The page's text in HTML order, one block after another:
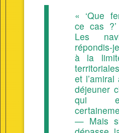
« ‘Que
ce cas
Les
répondis-
à la
et
déjeuner
qui
— Mais